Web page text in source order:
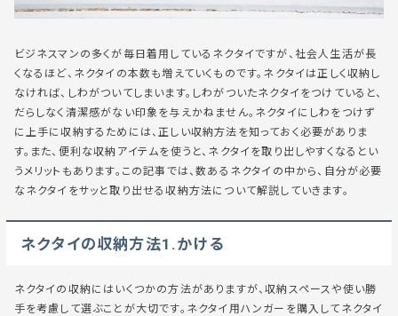
ビジネスマンの多くが毎日着用しているネクタイですが、社会人生活が長
くなるほど、ネクタイの本数も増えていくものです。ネクタイは正しく収納し
なければ、しわがついてしまいます。しわがついたネクタイをつけていると、
だらしなく清潔感がない印象を与えかねません。ネクタイにしわをつけず
に上手に収納するためには、正しい収納方法を知っておく必要がありま
す。また、便利な収納アイテムを使うと、ネクタイを取り出しやすくなるとい
うメリットもあります。この記事では、数あるネクタイの中から、自分が必要
なネクタイをサッと取り出せる収納方法について解説していきます。
ネクタイの収納方法1.かける
ネクタイの収納にはいくつかの方法がありますが、収納スペースや使い勝
手を考慮して選ぶことが大切です。ネクタイ用ハンガーを購入してネクタイ